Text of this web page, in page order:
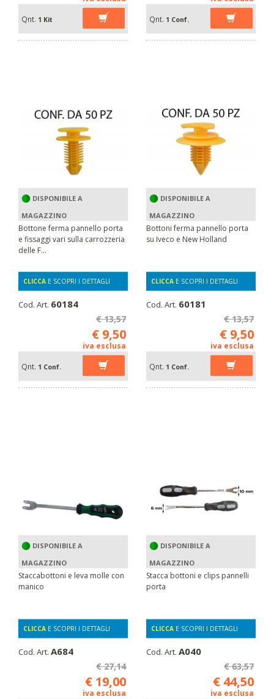
Qnt. 1 Kit
Qnt. 1 Conf.
DISPONIBILE A
MAGAZZINO
Bottone ferma pannello porta
e fissaggi vari sulla carrozzeria
delle F...
CLICCA E SCOPRI I DETTAGLI
Cod. Art. 60184
€ 13,57
€ 9,50
iva esclusa
Qnt. 1 Conf.
DISPONIBILE A
MAGAZZINO
Bottoni ferma pannello porta
su Iveco e New Holland
CLICCA E SCOPRI I DETTAGLI
Cod. Art. 60181
€ 13,57
€ 9,50
iva esclusa
Qnt. 1 Conf.
DISPONIBILE A
MAGAZZINO
Staccabottoni e leva molle con
manico
CLICCA E SCOPRI I DETTAGLI
Cod. Art. A684
€ 27,14
€ 19,00
iva esclusa
DISPONIBILE A
MAGAZZINO
Stacca bottoni e clips pannelli
porta
CLICCA E SCOPRI I DETTAGLI
Cod. Art. A040
€ 63,57
€ 44,50
iva esclusa